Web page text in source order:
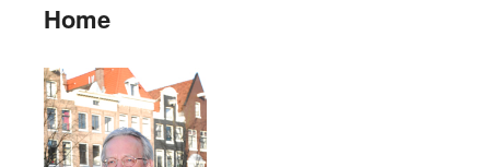
Home